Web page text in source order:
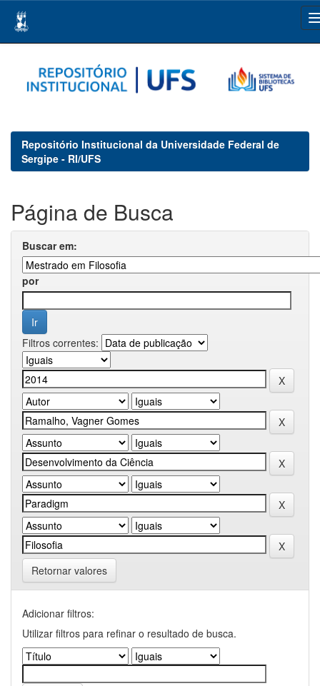
navigation
Repositório Institucional da Universidade Federal de
Sergipe - RI/UFS
Página de Busca
Buscar em:
por
Filtros correntes:
Retornar valores
Adicionar filtros:
Utilizar filtros para refinar o resultado de busca.